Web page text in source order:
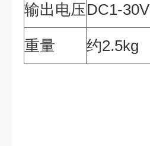
输出电压DC1-30V
重量 约2.5kg